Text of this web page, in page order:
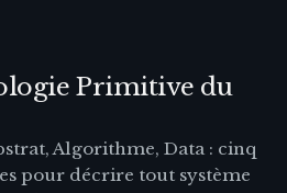
Primitive du
Algorithme, Data : cinq
pour décrire tout système